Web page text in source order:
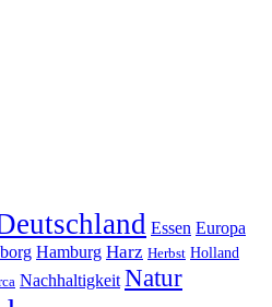
Essen Europa
Hamburg Harz Herbst Holland
Nachhaltigkeit Natur